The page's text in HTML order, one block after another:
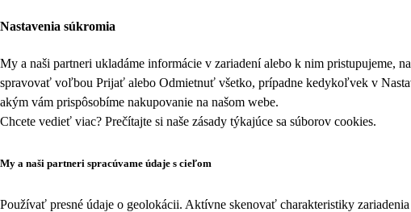
Nastavenia súkromia
My a naši partneri ukladáme informácie v zariadení alebo k nim pristupujeme,
spravovať voľbou Prijať alebo Odmietnuť všetko, prípadne kedykoľvek v
akým vám prispôsobíme nakupovanie na našom webe.
Chcete vedieť viac? Prečítajte si naše zásady týkajúce sa súborov cookies.
My a naši partneri spracúvame údaje s cieľom
Používať presné údaje o geolokácii. Aktívne skenovať charakteristiky